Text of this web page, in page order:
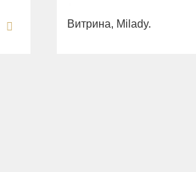
Витрина, Milady.